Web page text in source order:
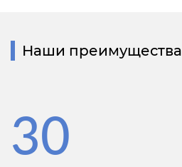
Наши преимущества
30